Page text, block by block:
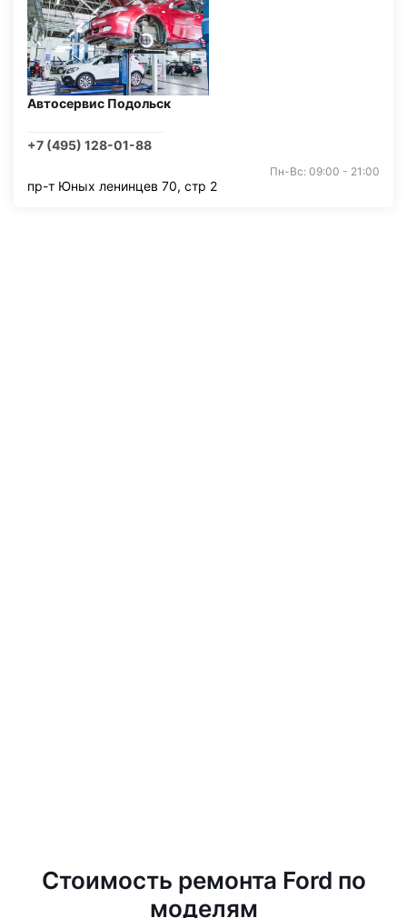
Автосервис Подольск
+7 (495) 128-01-88
Пн-Вс: 09:00 - 21:00
пр-т Юных ленинцев 70, стр 2
Стоимость ремонта Ford по
моделям